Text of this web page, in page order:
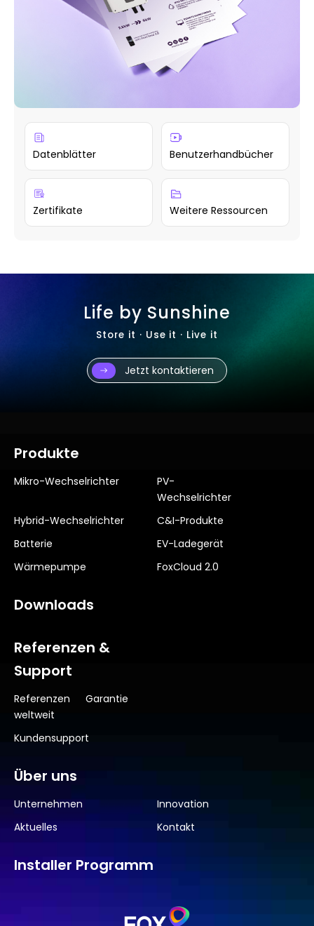
Datenblätter Benutzerhandbücher
Zertifikate Weitere Ressourcen
Life by Sunshine
Store it · Use it · Live it
Jetzt kontaktieren
Produkte
Mikro-Wechselrichter
PV-
Wechselrichter
Hybrid-Wechselrichter
C&I-Produkte
Batterie
EV-Ladegerät
Wärmepumpe
FoxCloud 2.0
Downloads
Referenzen &
Support
Referenzen
weltweit
Garantie
Kundensupport
Über uns
Unternehmen
Innovation
Aktuelles
Kontakt
Installer Programm